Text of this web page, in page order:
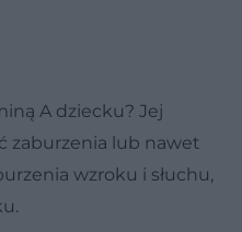
A dziecku? Jej
zaburzenia lub nawet
wzroku i słuchu,